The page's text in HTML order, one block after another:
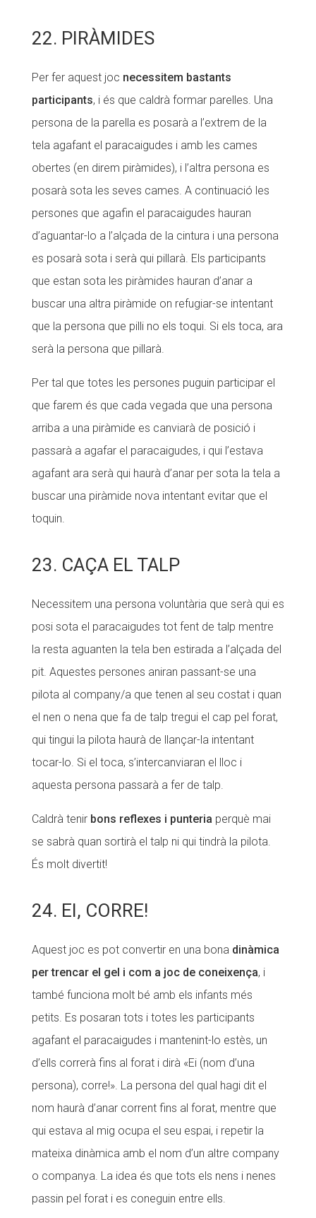
22. PIRÀMIDES
Per fer aquest joc necessitem bastants
participants, i és que caldrà formar parelles. Una
persona de la parella es posarà a l’extrem de la
tela agafant el paracaigudes i amb les cames
obertes (en direm piràmides), i l’altra persona es
posarà sota les seves cames. A continuació les
persones que agafin el paracaigudes hauran
d’aguantar-lo a l’alçada de la cintura i una persona
es posarà sota i serà qui pillarà. Els participants
que estan sota les piràmides hauran d’anar a
buscar una altra piràmide on refugiar-se intentant
que la persona que pilli no els toqui. Si els toca, ara
serà la persona que pillarà.
Per tal que totes les persones puguin participar el
que farem és que cada vegada que una persona
arriba a una piràmide es canviarà de posició i
passarà a agafar el paracaigudes, i qui l’estava
agafant ara serà qui haurà d’anar per sota la tela a
buscar una piràmide nova intentant evitar que el
toquin.
23. CAÇA EL TALP
Necessitem una persona voluntària que serà qui es
posi sota el paracaigudes tot fent de talp mentre
la resta aguanten la tela ben estirada a l’alçada del
pit. Aquestes persones aniran passant-se una
pilota al company/a que tenen al seu costat i quan
el nen o nena que fa de talp tregui el cap pel forat,
qui tingui la pilota haurà de llançar-la intentant
tocar-lo. Si el toca, s’intercanviaran el lloc i
aquesta persona passarà a fer de talp.
Caldrà tenir bons reflexes i punteria perquè mai
se sabrà quan sortirà el talp ni qui tindrà la pilota.
És molt divertit!
24. EI, CORRE!
Aquest joc es pot convertir en una bona dinàmica
per trencar el gel i com a joc de coneixença, i
també funciona molt bé amb els infants més
petits. Es posaran tots i totes les participants
agafant el paracaigudes i mantenint-lo estès, un
d’ells correrà fins al forat i dirà «Ei (nom d’una
persona), corre!». La persona del qual hagi dit el
nom haurà d’anar corrent fins al forat, mentre que
qui estava al mig ocupa el seu espai, i repetir la
mateixa dinàmica amb el nom d’un altre company
o companya. La idea és que tots els nens i nenes
passin pel forat i es coneguin entre ells.